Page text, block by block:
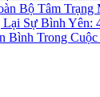
Bộ Tâm Trạng
Sự Bình Yên:
Bình Trong Cuộc